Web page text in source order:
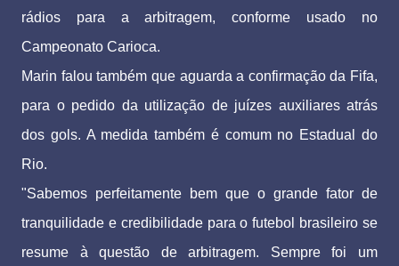
rádios para a arbitragem, conforme usado no
Campeonato Carioca.
Marin falou também que aguarda a confirmação da Fifa,
para o pedido da utilização de juízes auxiliares atrás
dos gols. A medida também é comum no Estadual do
Rio.
"Sabemos perfeitamente bem que o grande fator de
tranquilidade e credibilidade para o futebol brasileiro se
resume à questão de arbitragem. Sempre foi um